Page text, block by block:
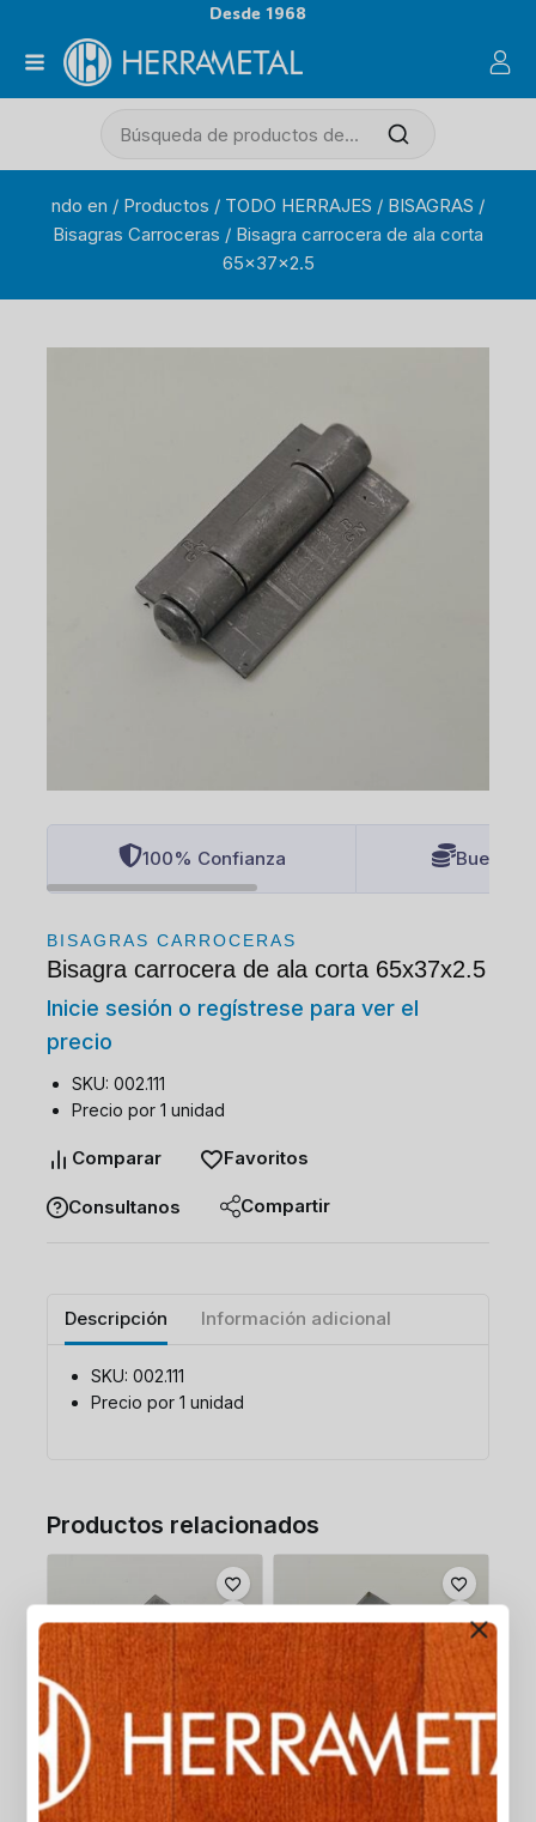
Desde 1968
ndo en / Productos / TODO HERRAJES / BISAGRAS /
Bisagras Carroceras / Bisagra carrocera de ala corta
65x37x2.5
100% Confianza Buenos
BISAGRAS CARROCERAS
Bisagra carrocera de ala corta 65x37x2.5
Inicie sesión o regístrese para ver el
precio
SKU: 002.111
Precio por 1 unidad
Comparar Favoritos
Consultanos Compartir
Descripción Información adicional
SKU: 002.111
Precio por 1 unidad
Productos relacionados
Bisagra carrocera sin
agujeros de hierro
Bisagra carrocera sin
agujeros 65x67x2.5